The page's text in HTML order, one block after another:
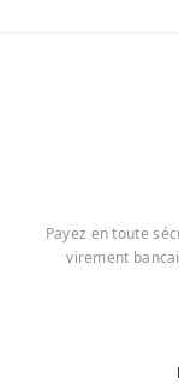
Payez en toute
virement